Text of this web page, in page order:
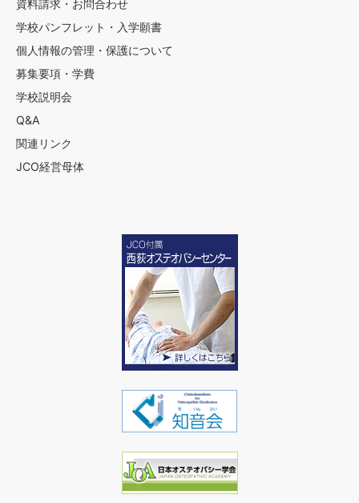
資料請求・お問合わせ
学校パンフレット・入学願書
個人情報の管理・保護について
募集要項・学費
学校説明会
Q&A
関連リンク
JCO経営母体